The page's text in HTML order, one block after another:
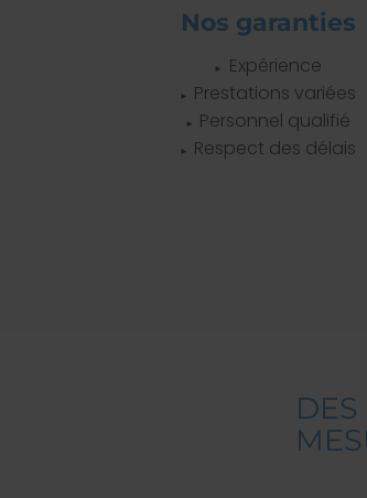
Nos garanties
Expérience
Prestations variées
Personnel qualifié
Respect des délais